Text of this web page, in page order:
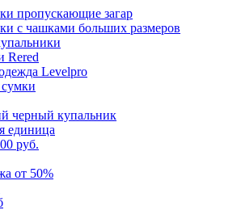
пропускающие загар
с чашками больших размеров
Rered
Levelpro
черный купальник
единица
руб.
от 50%